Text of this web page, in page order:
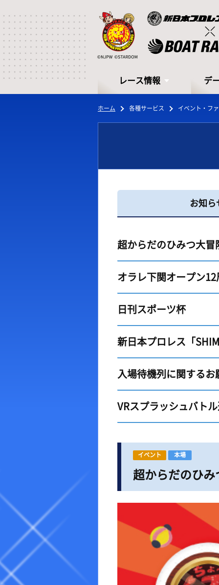
レース情報
レース情報
シリーズインデックス
レース一覧
レース結果一覧
デ
デ
モー
水
潮見
ホーム 各種サービス イベント・フ
お知ら
超からだのひみつ大
オラレ下関オープン
日刊スポーツ杯
新日本プロレス「
入場待機列に関するお
VRスプラッシュバト
イベント 本場
超からだのひ